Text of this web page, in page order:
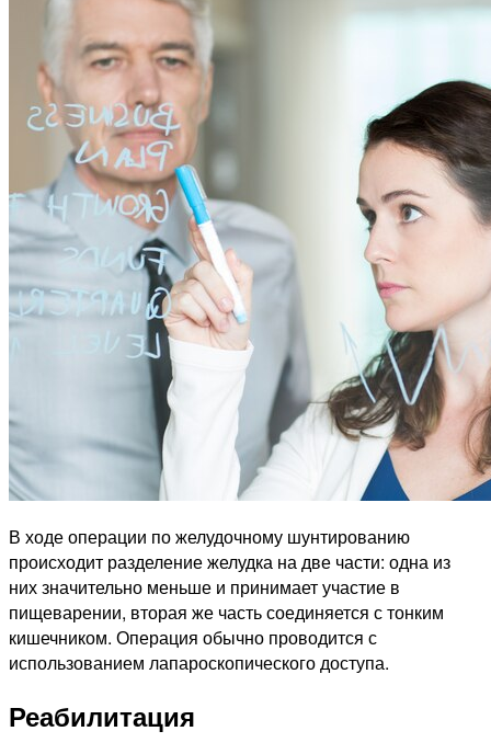
В ходе операции по желудочному шунтированию
происходит разделение желудка на две части: одна из
них значительно меньше и принимает участие в
пищеварении, вторая же часть соединяется с тонким
кишечником. Операция обычно проводится с
использованием лапароскопического доступа.
Реабилитация